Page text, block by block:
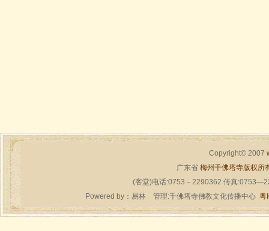
Copyright© 2007
广东省 梅州千佛塔寺版权所
(客堂)电话:0753－2290362 传真
Powered by： 易林管理:千佛塔寺佛教文化传播中心 粤